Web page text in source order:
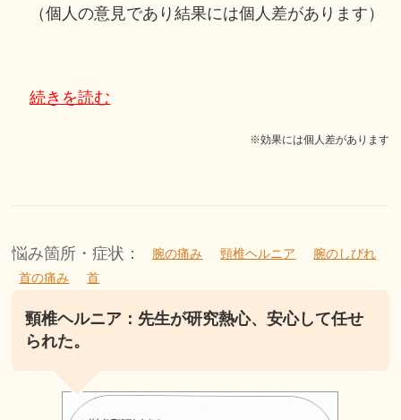
（個人の意見であり結果には個人差があります）
続きを読む
※効果には個人差があります
悩み箇所・症状： 腕の痛み 頸椎ヘルニア
腕のしびれ
首の痛み
首
頸椎ヘルニア：先生が研究熱心、安心して任せ
られた。